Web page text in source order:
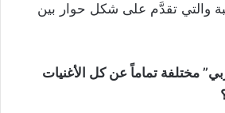
والتي تقدَّم على شكل حوار بين
مختلفة تماماً عن كل الأغنيات